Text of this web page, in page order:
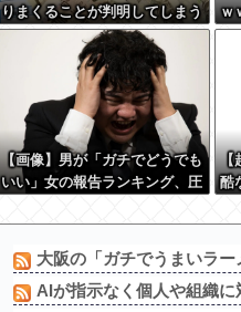
りまくることが判明してしまう
ｗ
ｗ
【画像】男が「ガチでどうでも
いい」女の報告ランキング、圧
w w w w w w w w w
【
酷
大阪の「ガチでうまいラ
AIが指示なく個人や組織